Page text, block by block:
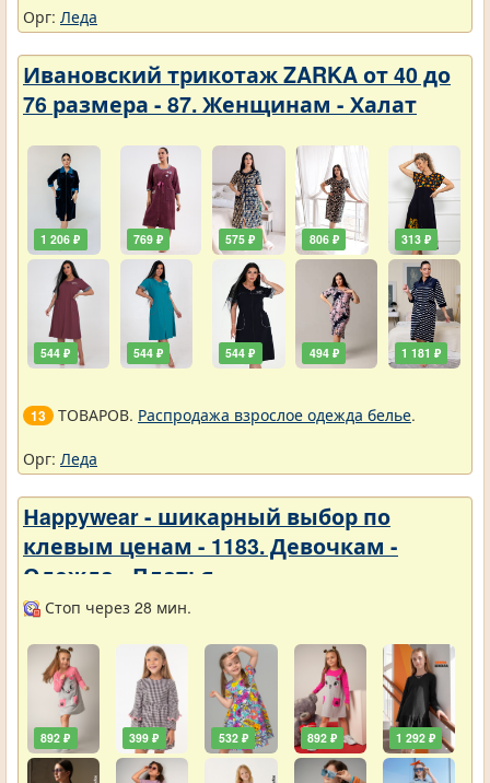
Орг: Леда
Ивановский трикотаж ZARKA от 40 до
76 размера - 87. Женщинам - Халат
1 206 ₽
544 ₽
769 ₽
544 ₽
575 ₽
544 ₽
806 ₽
494 ₽
313 ₽
1 181 ₽
13 ТОВАРОВ. Распродажа взрослое одежда белье.
Орг: Леда
Нappywear - шикарный выбор по
клевым ценам - 1183. Девочкам -
Одежда - Платья
Стоп через 28 мин.
892 ₽ 399 ₽ 532 ₽ 892 ₽ 1 292 ₽